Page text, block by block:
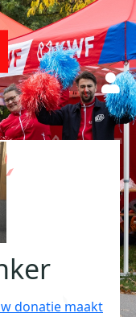
donatie maakt